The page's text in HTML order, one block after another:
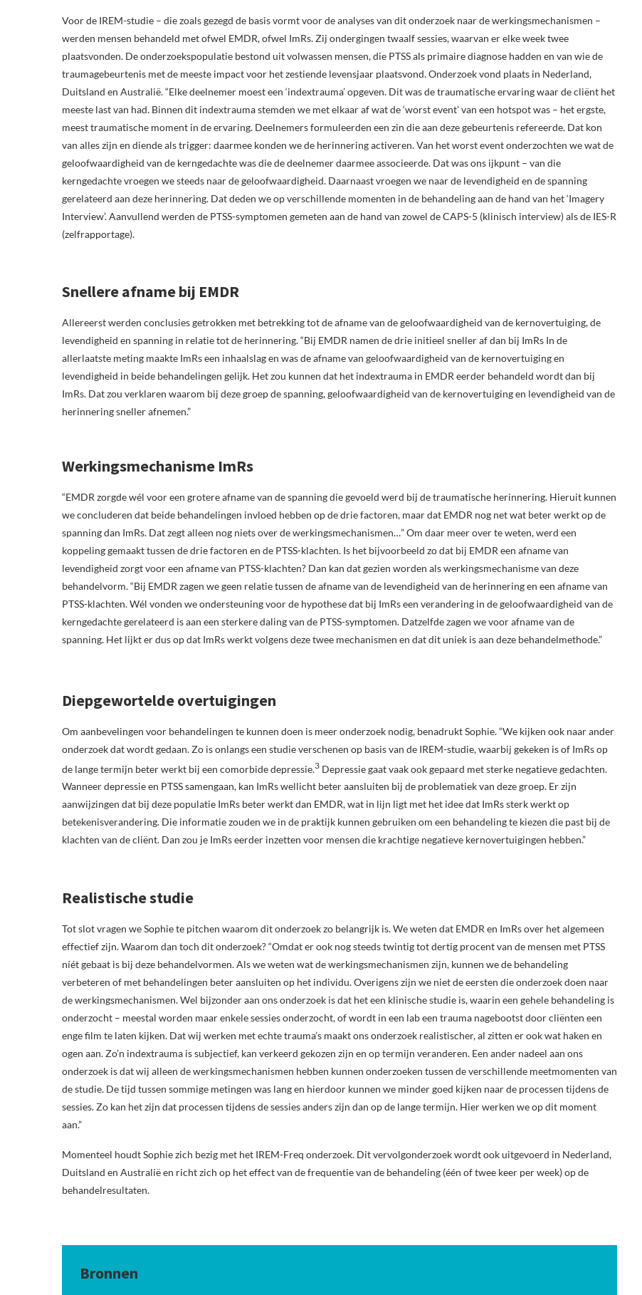
Voor de IREM-studie – die zoals gezegd de basis vormt voor de analyses van dit onderzoek naar de werkingsmechanismen –
werden mensen behandeld met ofwel EMDR, ofwel ImRs. Zij ondergingen twaalf sessies, waarvan er elke week twee
plaatsvonden. De onderzoekspopulatie bestond uit volwassen mensen, die PTSS als primaire diagnose hadden en van wie de
traumagebeurtenis met de meeste impact voor het zestiende levensjaar plaatsvond. Onderzoek vond plaats in Nederland,
Duitsland en Australië. “Elke deelnemer moest een ‘indextrauma’ opgeven. Dit was de traumatische ervaring waar de cliënt het
meeste last van had. Binnen dit indextrauma stemden we met elkaar af wat de ‘worst event’ van een hotspot was – het ergste,
meest traumatische moment in de ervaring. Deelnemers formuleerden een zin die aan deze gebeurtenis refereerde. Dat kon
van alles zijn en diende als trigger: daarmee konden we de herinnering activeren. Van het worst event onderzochten we wat de
geloofwaardigheid van de kerngedachte was die de deelnemer daarmee associeerde. Dat was ons ijkpunt – van die
kerngedachte vroegen we steeds naar de geloofwaardigheid. Daarnaast vroegen we naar de levendigheid en de spanning
gerelateerd aan deze herinnering. Dat deden we op verschillende momenten in de behandeling aan de hand van het ‘Imagery
Interview’. Aanvullend werden de PTSS-symptomen gemeten aan de hand van zowel de CAPS-5 (klinisch interview) als de IES-R
(zelfrapportage).
Snellere afname bij EMDR
Allereerst werden conclusies getrokken met betrekking tot de afname van de geloofwaardigheid van de kernovertuiging, de
levendigheid en spanning in relatie tot de herinnering. “Bij EMDR namen de drie initieel sneller af dan bij ImRs In de
allerlaatste meting maakte ImRs een inhaalslag en was de afname van geloofwaardigheid van de kernovertuiging en
levendigheid in beide behandelingen gelijk. Het zou kunnen dat het indextrauma in EMDR eerder behandeld wordt dan bij
ImRs. Dat zou verklaren waarom bij deze groep de spanning, geloofwaardigheid van de kernovertuiging en levendigheid van de
herinnering sneller afnemen.”
Werkingsmechanisme ImRs
“EMDR zorgde wél voor een grotere afname van de spanning die gevoeld werd bij de traumatische herinnering. Hieruit kunnen
we concluderen dat beide behandelingen invloed hebben op de drie factoren, maar dat EMDR nog net wat beter werkt op de
spanning dan ImRs. Dat zegt alleen nog niets over de werkingsmechanismen…” Om daar meer over te weten, werd een
koppeling gemaakt tussen de drie factoren en de PTSS-klachten. Is het bijvoorbeeld zo dat bij EMDR een afname van
levendigheid zorgt voor een afname van PTSS-klachten? Dan kan dat gezien worden als werkingsmechanisme van deze
behandelvorm. “Bij EMDR zagen we geen relatie tussen de afname van de levendigheid van de herinnering en een afname van
PTSS-klachten. Wél vonden we ondersteuning voor de hypothese dat bij ImRs een verandering in de geloofwaardigheid van de
kerngedachte gerelateerd is aan een sterkere daling van de PTSS-symptomen. Datzelfde zagen we voor afname van de
spanning. Het lijkt er dus op dat ImRs werkt volgens deze twee mechanismen en dat dit uniek is aan deze behandelmethode.”
Diepgewortelde overtuigingen
Om aanbevelingen voor behandelingen te kunnen doen is meer onderzoek nodig, benadrukt Sophie. “We kijken ook naar ander
onderzoek dat wordt gedaan. Zo is onlangs een studie verschenen op basis van de IREM-studie, waarbij gekeken is of ImRs op
de lange termijn beter werkt bij een comorbide depressie. 3 Depressie gaat vaak ook gepaard met sterke negatieve gedachten.
Wanneer depressie en PTSS samengaan, kan ImRs wellicht beter aansluiten bij de problematiek van deze groep. Er zijn
aanwijzingen dat bij deze populatie ImRs beter werkt dan EMDR, wat in lijn ligt met het idee dat ImRs sterk werkt op
betekenisverandering. Die informatie zouden we in de praktijk kunnen gebruiken om een behandeling te kiezen die past bij de
klachten van de cliënt. Dan zou je ImRs eerder inzetten voor mensen die krachtige negatieve kernovertuigingen hebben.”
Realistische studie
Tot slot vragen we Sophie te pitchen waarom dit onderzoek zo belangrijk is. We weten dat EMDR en ImRs over het algemeen
effectief zijn. Waarom dan toch dit onderzoek? “Omdat er ook nog steeds twintig tot dertig procent van de mensen met PTSS
níét gebaat is bij deze behandelvormen. Als we weten wat de werkingsmechanismen zijn, kunnen we de behandeling
verbeteren of met behandelingen beter aansluiten op het individu. Overigens zijn we niet de eersten die onderzoek doen naar
de werkingsmechanismen. Wel bijzonder aan ons onderzoek is dat het een klinische studie is, waarin een gehele behandeling is
onderzocht – meestal worden maar enkele sessies onderzocht, of wordt in een lab een trauma nagebootst door cliënten een
enge film te laten kijken. Dat wij werken met echte trauma’s maakt ons onderzoek realistischer, al zitten er ook wat haken en
ogen aan. Zo’n indextrauma is subjectief, kan verkeerd gekozen zijn en op termijn veranderen. Een ander nadeel aan ons
onderzoek is dat wij alleen de werkingsmechanismen hebben kunnen onderzoeken tussen de verschillende meetmomenten van
de studie. De tijd tussen sommige metingen was lang en hierdoor kunnen we minder goed kijken naar de processen tijdens de
sessies. Zo kan het zijn dat processen tijdens de sessies anders zijn dan op de lange termijn. Hier werken we op dit moment
aan.”
Momenteel houdt Sophie zich bezig met het IREM-Freq onderzoek. Dit vervolgonderzoek wordt ook uitgevoerd in Nederland,
Duitsland en Australië en richt zich op het effect van de frequentie van de behandeling (één of twee keer per week) op de
behandelresultaten.
Bronnen